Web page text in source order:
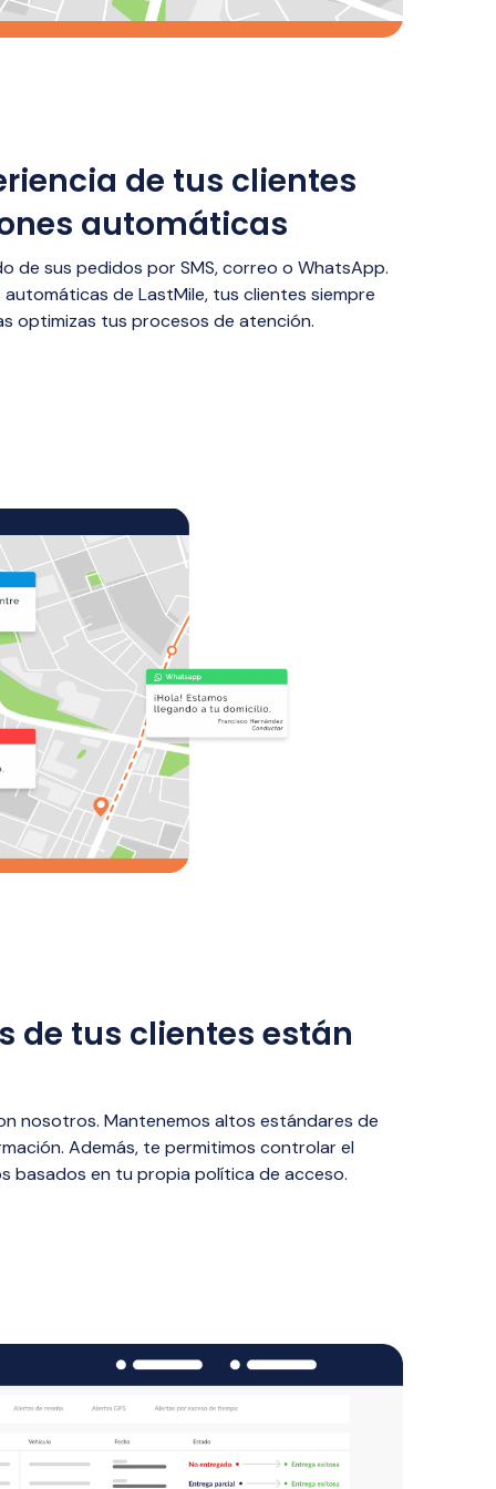
de tus clientes
automáticas
de sus pedidos por SMS, correo o WhatsApp.
de LastMile, tus clientes siempre
optimizas tus procesos de atención.
de tus clientes están
nosotros. Mantenemos altos estándares de
Además, te permitimos controlar el
basados en tu propia política de acceso.